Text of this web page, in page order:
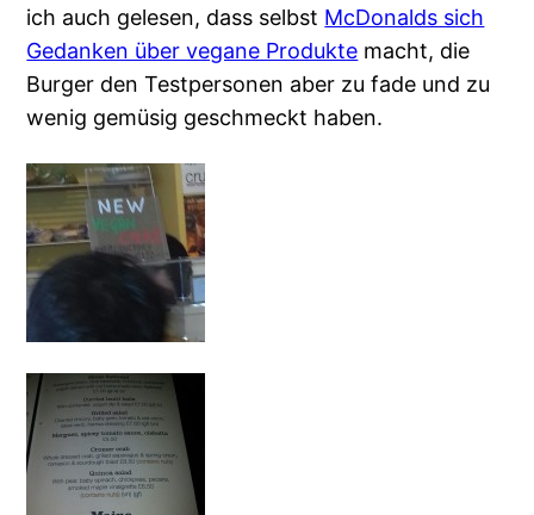
ich auch gelesen, dass selbst McDonalds sich
Gedanken über vegane Produkte macht, die
Burger den Testpersonen aber zu fade und zu
wenig gemüsig geschmeckt haben.